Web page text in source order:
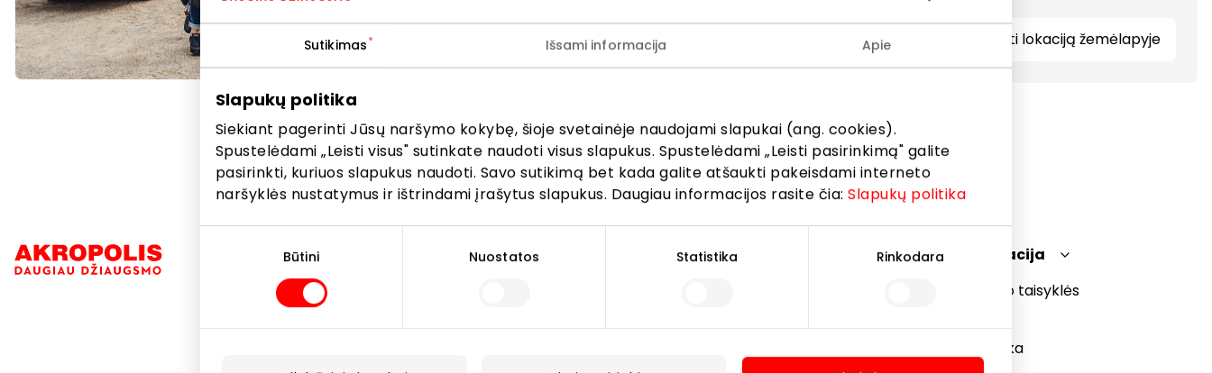
Sutikimas Išsami informacija Apie
Slapukų politika
Siekiant pagerinti Jūsų naršymo kokybę, šioje svetainėje naudojami slapukai (ang. cookies).
Spustelėdami „Leisti visus" sutinkate naudoti visus slapukus. Spustelėdami „Leisti pasirinkimą" galite
pasirinkti, kuriuos slapukus naudoti. Savo sutikimą bet kada galite atšaukti pakeisdami interneto
naršyklės nustatymus ir ištrindami įrašytus slapukus. Daugiau informacijos rasite čia:Slapukų politika
Būtini Nuostatos Statistika Rinkodara
Drabužiai Parduotuvės
Rodyti lokaciją žemėlapyje
Navigacija
Parduotuvės
Lankytojams
Teisinė informacija
Prekybos centro taisyklės
Privatumo politika